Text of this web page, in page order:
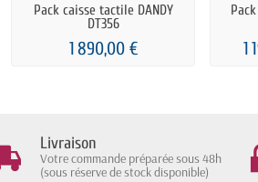
Pack caisse tactile DANDY
DT356
1 890,00 € 1
Livraison
Votre commande préparée sous 48h
(sous réserve de stock disponible)